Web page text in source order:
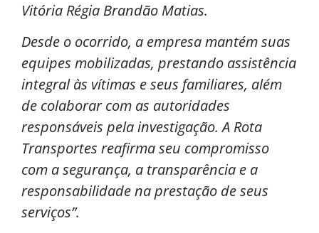
Vitória Régia Brandão Matias.
Desde o ocorrido, a empresa mantém suas
equipes mobilizadas, prestando assistência
integral às vítimas e seus familiares, além
de colaborar com as autoridades
responsáveis pela investigação. A Rota
Transportes reafirma seu compromisso
com a segurança, a transparência e a
responsabilidade na prestação de seus
serviços”.